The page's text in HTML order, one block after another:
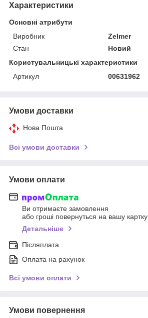
Характеристики
Основні атрибути
Виробник
Zelmer
Стан
Новий
Користувальницькі характеристики
Артикул
00631962
Умови доставки
Нова Пошта
Всі умови доставки
Умови оплати
Ви отримаєте замовлення
або гроші повернуться на вашу картку
Детальніше
Післяплата
Оплата на рахунок
Всі умови оплати
Умови повернення